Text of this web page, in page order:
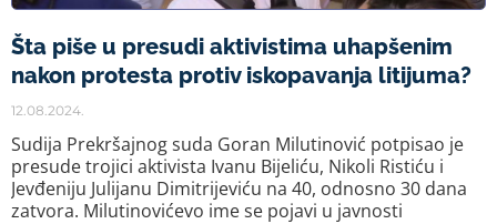
Šta piše u presudi aktivistima uhapšenim
nakon protesta protiv iskopavanja litijuma?
12.08.2024.
Sudija Prekršajnog suda Goran Milutinović potpisao je
presude trojici aktivista Ivanu Bijeliću, Nikoli Ristiću i
Jevđeniju Julijanu Dimitrijeviću na 40, odnosno 30 dana
zatvora. Milutinovićevo ime se pojavi u javnosti